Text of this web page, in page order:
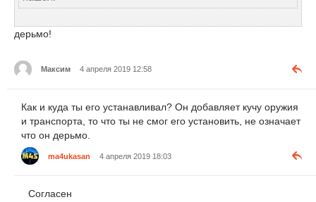
дерьмо!
Максим 4 апреля 2019 12:58
Как и куда ты его устанавливал? Он добавляет кучу оружия
и транспорта, то что ты не смог его установить, не означает
что он дерьмо.
ma4ukasan 4 апреля 2019 18:03
Согласен